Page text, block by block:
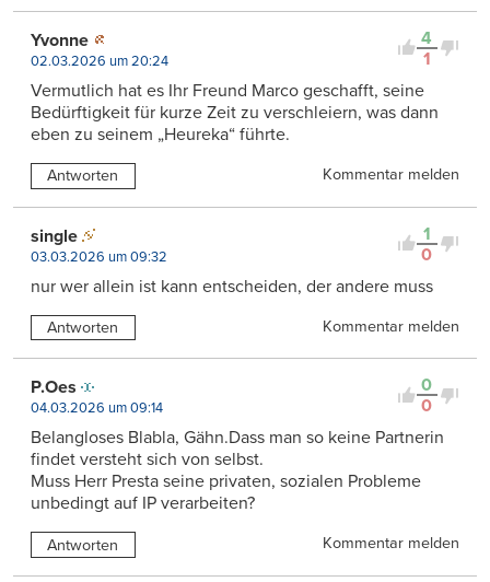
4
1
Yvonne
02.03.2026 um 20:24
Vermutlich hat es Ihr Freund Marco geschafft, seine
Bedürftigkeit für kurze Zeit zu verschleiern, was dann
eben zu seinem „Heureka“ führte.
Antworten Kommentar melden
1
0
single
03.03.2026 um 09:32
nur wer allein ist kann entscheiden, der andere muss
Antworten Kommentar melden
0
0
P.Oes
04.03.2026 um 09:14
Belangloses Blabla, Gähn.Dass man so keine Partnerin
findet versteht sich von selbst.
Muss Herr Presta seine privaten, sozialen Probleme
unbedingt auf IP verarbeiten?
Antworten Kommentar melden